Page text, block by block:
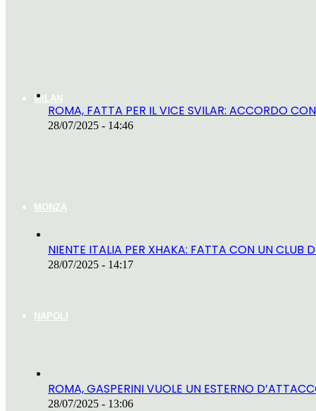
MILAN
MONZA
NAPOLI
ROMA, FATTA PER IL VICE SVILAR: ACCORDO
28/07/2025 - 14:46
NIENTE ITALIA PER XHAKA: FATTA CON UN CLUB
28/07/2025 - 14:17
ROMA, GASPERINI VUOLE UN ESTERNO
28/07/2025 - 13:06